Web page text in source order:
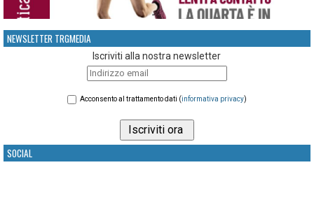
NEWSLETTER TRGMEDIA
Iscriviti alla nostra newsletter
Acconsento al trattamento dati (informativa privacy)
SOCIAL